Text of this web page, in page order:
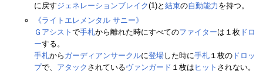
に戻すジェネレーションブレイク(1)と 結束の自動能力 を持つ。
《ライトエレメンタル サニー》
Ｇアシスト で手札から離れた時にすべてのファイターは１枚 ドロ
ーする。
手札から ガーディアンサークルに登場した時に手札 １枚の ドロッ
プで、 アタック されているヴァンガード １枚は ヒット されない。